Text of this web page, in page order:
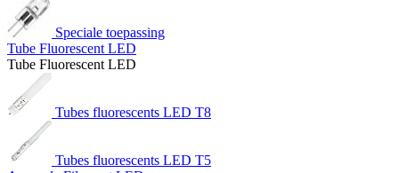
Speciale toepassing
Tube Fluorescent LED
Tube Fluorescent LED
Tubes fluorescents LED T8
Tubes fluorescents LED T5